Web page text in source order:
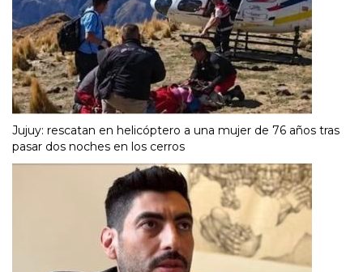
Jujuy: rescatan en helicóptero a una mujer de 76 años tras
pasar dos noches en los cerros